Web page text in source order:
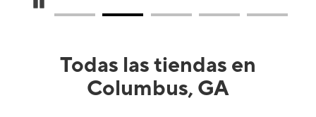
Todas las tiendas en
Columbus, GA